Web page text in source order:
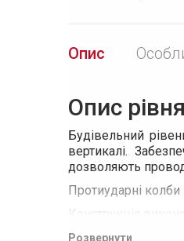
Опис
Опис
Будівельний
вертикалі.
дозволяють
Протиударні
Конструкція
Через наявність
Розвернути